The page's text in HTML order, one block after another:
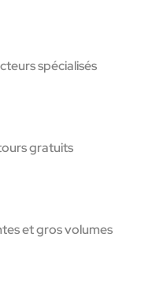
spécialisés
gratuits
et gros volumes